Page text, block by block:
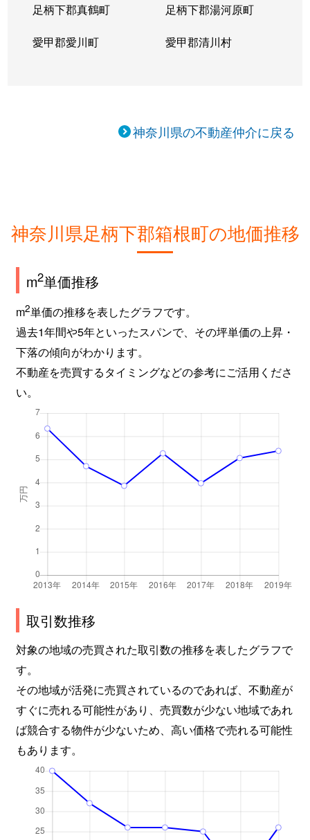
足柄下郡真鶴町 足柄下郡湯河原町
愛甲郡愛川町 愛甲郡清川村
神奈川県の不動産仲介に戻る
神奈川県足柄下郡箱根町の地価推移
m2単価推移
m2単価の推移を表したグラフです。
過去1年間や5年といったスパンで、その坪単価の上昇・
下落の傾向がわかります。
不動産を売買するタイミングなどの参考にご活用くださ
い。
取引数推移
対象の地域の売買された取引数の推移を表したグラフで
す。
その地域が活発に売買されているのであれば、不動産が
すぐに売れる可能性があり、売買数が少ない地域であれ
ば競合する物件が少ないため、高い価格で売れる可能性
もあります。